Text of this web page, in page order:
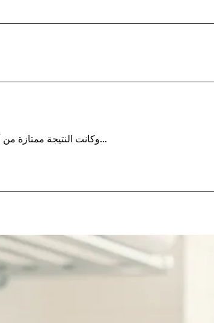
وكانت النتيجة ممتازة من أول استخدام. الصوابين والزيوت طبيعية فعلًا...